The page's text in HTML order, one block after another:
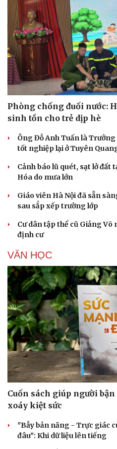
Doanh nghiệp
Doanh nghiệp 24h
Doanh nhân
Vì cộng đồng
Phòng chống đuối nước:
sinh tồn cho trẻ dịp hè
Ông Đỗ Anh Tuấn là
tốt nghiệp lại ở Tuyên
Cảnh báo lũ quét, sạt lở đất
Hóa do mưa lớn
Giáo viên Hà Nội đã sẵn
sau sắp xếp trường lớp
Cư dân tập thể cũ Giảng
định cư
VĂN HỌC
Cuốn sách giúp người
xoáy kiệt sức
"Bẫy bản năng - Trực giác
đâu": Khi dữ liệu lên tiếng